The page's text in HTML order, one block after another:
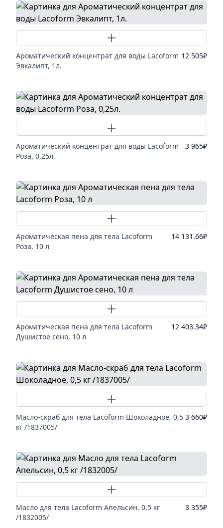
Добавить товар
Ароматический концентрат для воды Lacoform
Эвкалипт, 1л.
12 505₽
Добавить товар
Ароматический концентрат для воды Lacoform
Роза, 0,25л.
3 965₽
Добавить товар
Ароматическая пена для тела Lacoform
Роза, 10 л
14 131.66₽
Добавить товар
Ароматическая пена для тела Lacoform
Душистое сено, 10 л
12 403.34₽
Добавить товар
Масло-скраб для тела Lacoform Шоколадное, 0,5
кг /1837005/
3 660₽
Добавить товар
Масло для тела Lacoform Апельсин, 0,5 кг
/1832005/
3 355₽